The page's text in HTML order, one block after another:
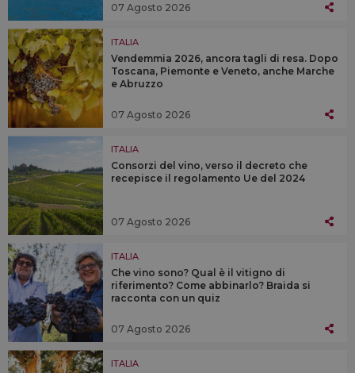
07 Agosto 2026
ITALIA
Vendemmia 2026, ancora tagli di resa. Dopo
Toscana, Piemonte e Veneto, anche Marche
e Abruzzo
07 Agosto 2026
ITALIA
Consorzi del vino, verso il decreto che
recepisce il regolamento Ue del 2024
07 Agosto 2026
ITALIA
Che vino sono? Qual è il vitigno di
riferimento? Come abbinarlo? Braida si
racconta con un quiz
07 Agosto 2026
ITALIA